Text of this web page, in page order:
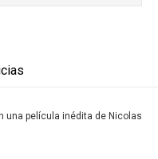
una película inédita de Nicolas